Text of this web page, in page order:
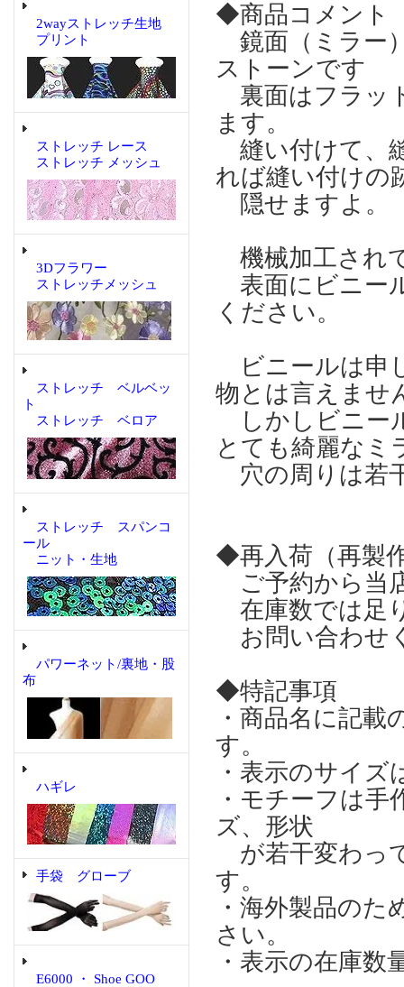
2wayストレッチ生地
プリント
ストレッチ レース
ストレッチ メッシュ
3Dフラワー
ストレッチメッシュ
ストレッチ ベルベッ
ト
ストレッチ ベロア
ストレッチ スパンコ
ール
ニット・生地
パワーネット/裏地・股
布
ハギレ
手袋 グローブ
E6000 ・ Shoe GOO
◆商品コメント
鏡面（ミラー
ストーンです
裏面はフラッ
ます。
縫い付けて、
れば縫い付けの
隠せますよ。
機械加工され
表面にビニー
ください。
ビニールは申
物とは言えませ
しかしビニー
とても綺麗なミ
穴の周りは若
◆再入荷（再
ご予約から当
在庫数では足
お問い合わせ
◆特記事項
・商品名に記
す。
・表示のサイ
・モチーフは
ズ、形状
が若干変わっ
す。
・海外製品の
さい。
・表示の在庫